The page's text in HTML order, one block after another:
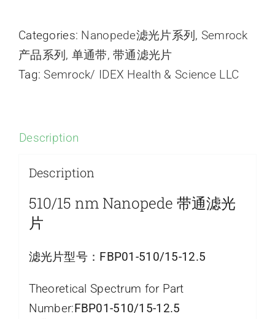
Categories: Nanopede滤光片系列 , Semrock
产品系列 , 单通带,带通滤光片
Tag:Semrock/ IDEX Health & Science LLC
Description
Description
510/15 nm Nanopede 带通滤光
片
滤光片型号： FBP01-510/15-12.5
Theoretical Spectrum for Part
Number:FBP01-510/15-12.5